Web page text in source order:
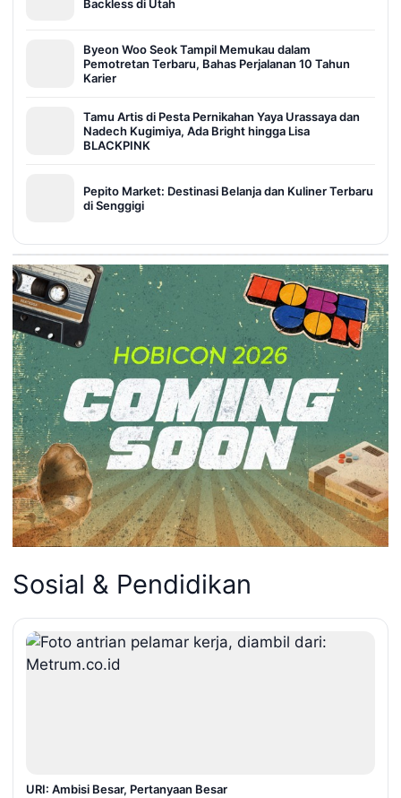
Backless di Utah
Byeon Woo Seok Tampil Memukau dalam
Pemotretan Terbaru, Bahas Perjalanan 10 Tahun
Karier
Tamu Artis di Pesta Pernikahan Yaya Urassaya dan
Nadech Kugimiya, Ada Bright hingga Lisa
BLACKPINK
Pepito Market: Destinasi Belanja dan Kuliner Terbaru
di Senggigi
Sosial & Pendidikan
URI: Ambisi Besar, Pertanyaan Besar